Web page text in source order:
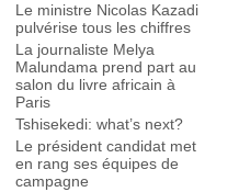
Le ministre Nicolas Kazadi
pulvérise tous les chiffres
La journaliste Melya
Malundama prend part au
salon du livre africain à
Paris
Tshisekedi: what’s next?
Le président candidat met
en rang ses équipes de
campagne